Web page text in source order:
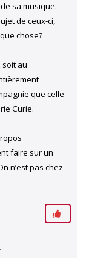
sa musique.
de ceux-ci,
chose?
au
que celle
Curie.
faire sur un
n’est pas chez